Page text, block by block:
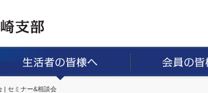
| セミナー&相談会